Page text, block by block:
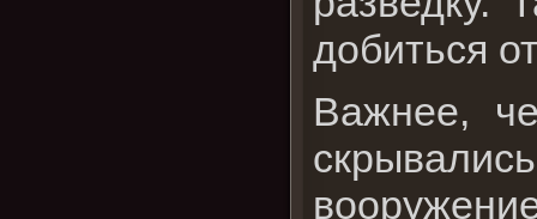
добиться
Важнее,